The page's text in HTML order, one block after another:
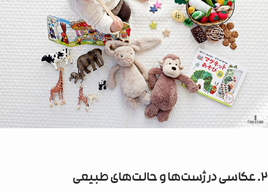
2. عکاسی در ژست‌ها و حالت‌های طبیعی